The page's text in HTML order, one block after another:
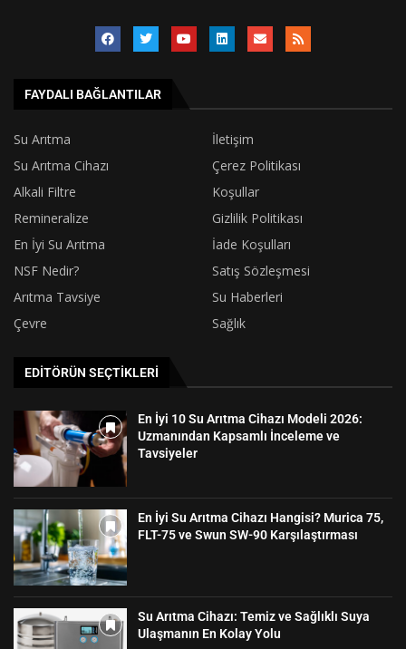
FAYDALI BAĞLANTILAR
Su Arıtma
İletişim
Su Arıtma Cihazı
Çerez Politikası
Alkali Filtre
Koşullar
Remineralize
Gizlilik Politikası
En İyi Su Arıtma
İade Koşulları
NSF Nedir?
Satış Sözleşmesi
Arıtma Tavsiye
Su Haberleri
Çevre
Sağlık
EDITÖRÜN SEÇTIKLERI
En İyi 10 Su Arıtma Cihazı Modeli 2026:
Uzmanından Kapsamlı İnceleme ve
Tavsiyeler
En İyi Su Arıtma Cihazı Hangisi? Murica 75,
FLT-75 ve Swun SW-90 Karşılaştırması
Su Arıtma Cihazı: Temiz ve Sağlıklı Suya
Ulaşmanın En Kolay Yolu